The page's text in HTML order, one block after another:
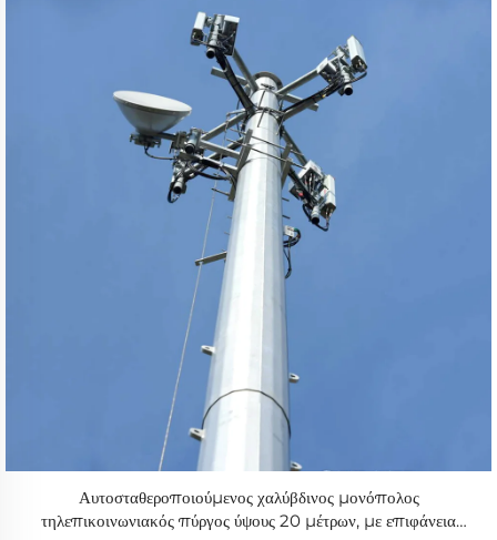
Αυτοσταθεροποιούμενος χαλύβδινος μονόπολος
τηλεπικοινωνιακός πύργος ύψους 20 μέτρων, με επιφάνεια